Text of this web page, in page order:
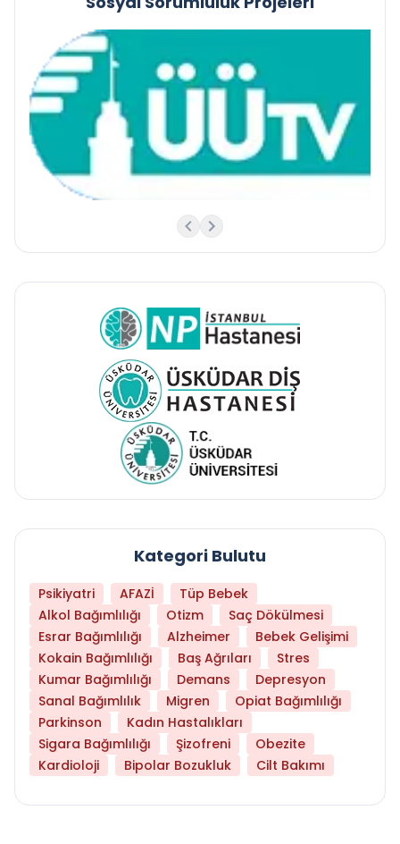
Kategori Bulutu
Psikiyatri AFAZİ
Tüp Bebek
Alkol Bağımlılığı
Otizm
Saç Dökülmesi
Esrar Bağımlılığı
Alzheimer
Bebek Gelişimi
Kokain Bağımlılığı
Baş Ağrıları
Stres
Kumar Bağımlılığı
Demans
Depresyon
Sanal Bağımlılık
Migren
Opiat Bağımlılığı
Parkinson
Kadın Hastalıkları
Sigara Bağımlılığı
Şizofreni
Obezite
Kardioloji
Bipolar Bozukluk Cilt Bakımı